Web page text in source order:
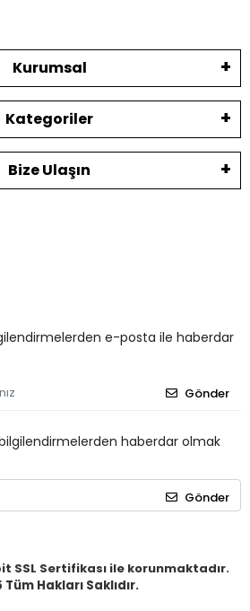
Kurumsal
Kategoriler
Bize Ulaşın
e-posta ile haberdar
Gönder
haberdar olmak
Gönder
SSL Sertifikası ile korunmaktadır.
Tüm Hakları Saklıdır.